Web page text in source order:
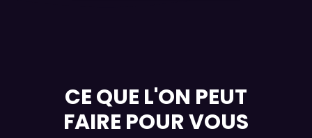
CE QUE L'ON PEUT
FAIRE POUR VOUS